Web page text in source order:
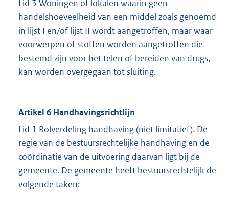
Lid 3 Woningen of lokalen waarin geen
handelshoeveelheid van een middel zoals genoemd
in lijst I en/of lijst II wordt aangetroffen, maar waar
voorwerpen of stoffen worden aangetroffen die
bestemd zijn voor het telen of bereiden van drugs,
kan worden overgegaan tot sluiting.
Artikel 6 Handhavingsrichtlijn
Lid 1 Rolverdeling handhaving (niet limitatief). De
regie van de bestuursrechtelijke handhaving en de
coördinatie van de uitvoering daarvan ligt bij de
gemeente. De gemeente heeft bestuursrechtelijk de
volgende taken: